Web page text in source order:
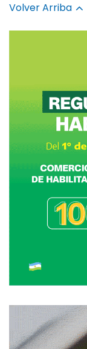
Volver Arriba